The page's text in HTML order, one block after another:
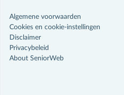
Algemene voorwaarden
Cookies en cookie-instellingen
Disclaimer
Privacybeleid
About SeniorWeb